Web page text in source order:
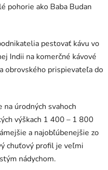
pohorie ako Baba Budan
pestovať kávu vo
Indii na komerčné kávové
obrovského prispievateľa do
na úrodných svahoch
výškach 1 400 – 1 800
a najobľúbenejšie zo
chuťový profil je veľmi
nádychom.